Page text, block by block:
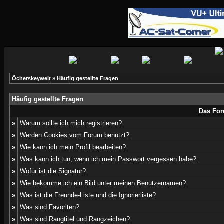
Öcherskeywelt » Häufig gestellte Fragen
Häufig gestellte Fragen
Das
» Warum sollte ich mich registrieren?
» Werden Cookies vom Forum benutzt?
» Wie kann ich mein Profil bearbeiten?
» Was kann ich tun, wenn ich mein Passwort vergessen habe?
» Wofür ist die Signatur?
» Wie bekomme ich ein Bild unter meinen Benutzernamen?
» Was ist die Freunde-Liste und die Ignorierliste?
» Was sind Favoriten?
» Was sind Rangtitel und Rangzeichen?